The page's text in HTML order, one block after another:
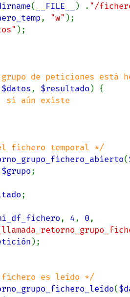
( __FILE__ ) . "/
, "w"
$datos, $resultado ) {
aún existe
(
$grupo;
;
, 4, 0,
);
(